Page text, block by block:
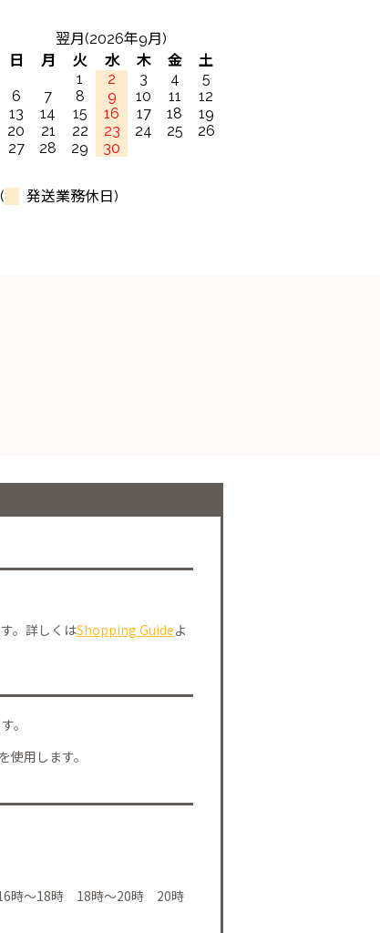
翌月(2026年9月)
日
月 火 水 木 金
土
1
2 3 4
5
6
7 8 9 10 11
12
13
14 15 16 17 18
19
20
21 22 23 24 25
26
27
28 29 30
( 発送業務休日)
。詳しくはShopping Guideよ
。
用します。
時～18時 18時～20時 20時